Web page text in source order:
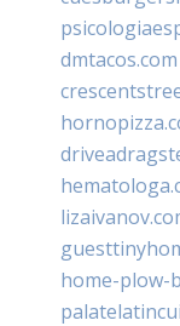
dmtacos.com
home-plow-